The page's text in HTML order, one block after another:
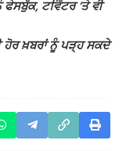
ਟਵਿੱਟਰ ‘ਤੇ ਵੀ
ਹੋਰ ਖ਼ਬਰਾਂ ਨੂੰ ਪੜ੍ਹ ਸਕਦੇ